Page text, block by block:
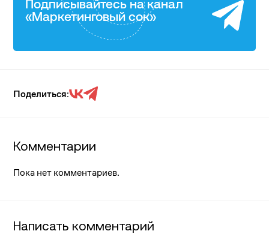
Подписывайтесь на канал
«Маркетинговый сок»
Поделиться:
Комментарии
Пока нет комментариев.
Написать комментарий